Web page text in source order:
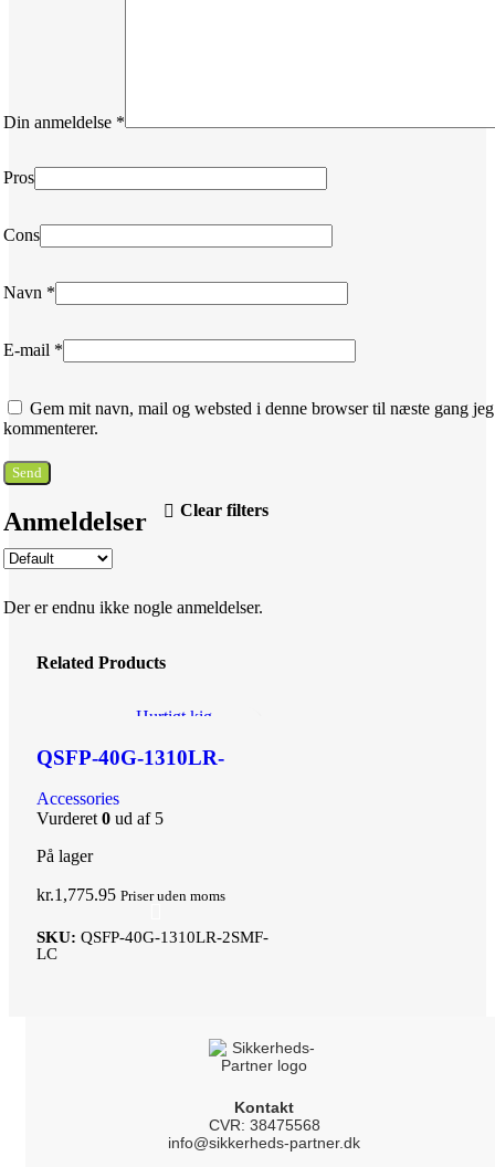
Anmeldelser Clear filters
Der er endnu ikke nogle anmeldelser.
Din anmeldelse *
Pros
Cons
Navn *
E-mail *
Gem mit navn, mail og websted i denne browser til næste gang jeg
kommenterer.
Related Products
Hurtigt kig
QSFP-40G-1310LR-
Accessories
Vurderet 0 ud af 5
På lager
kr.1,775.95 Priser uden moms
SKU: QSFP-40G-1310LR-2SMF-
LC
Kontakt
CVR: 38475568
info@sikkerheds-partner.dk